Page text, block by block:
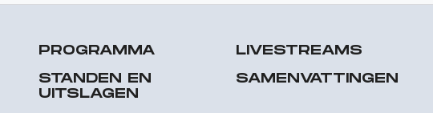
PROGRAMMA
STANDEN EN
UITSLAGEN
LIVESTREAMS
SAMENVATTINGEN